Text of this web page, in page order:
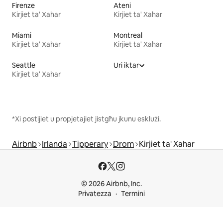
Firenze
Kirjiet ta' Xahar
Ateni
Kirjiet ta' Xahar
Miami
Kirjiet ta' Xahar
Montreal
Kirjiet ta' Xahar
Seattle
Kirjiet ta' Xahar
Uri iktar
*Xi postijiet u propjetajiet jistgħu jkunu esklużi.
Airbnb Irlanda Tipperary Drom Kirjiet ta' Xahar
© 2026 Airbnb, Inc.
Privatezza
Termini